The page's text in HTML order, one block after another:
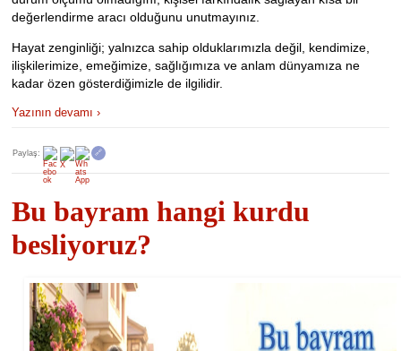
değerlendirme aracı olduğunu unutmayınız.
Hayat zenginliği; yalnızca sahip olduklarımızla değil, kendimize,
ilişkilerimize, emeğimize, sağlığımıza ve anlam dünyamıza ne
kadar özen gösterdiğimizle de ilgilidir.
Yazının devamı ›
Paylaş: 🔗
Bu bayram hangi kurdu
besliyoruz?